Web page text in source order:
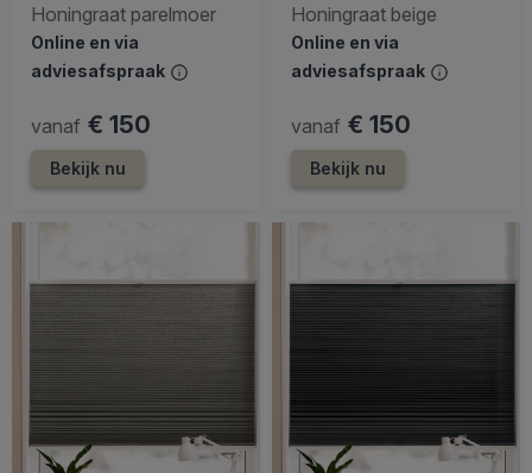
Honingraat parelmoer
Online en via
adviesafspraak
vanaf € 150
Bekijk nu
Honingraat beige
Online en via
adviesafspraak
vanaf € 150
Bekijk nu